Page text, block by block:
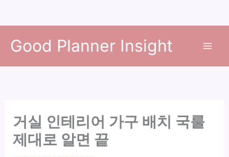
Good Planner Insight
거실 인테리어 가구 배치 국룰
제대로 알면 끝